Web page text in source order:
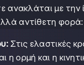
ανακλάται με την
αντίθετη φορά:
Στις ελαστικές
η ορμή και η